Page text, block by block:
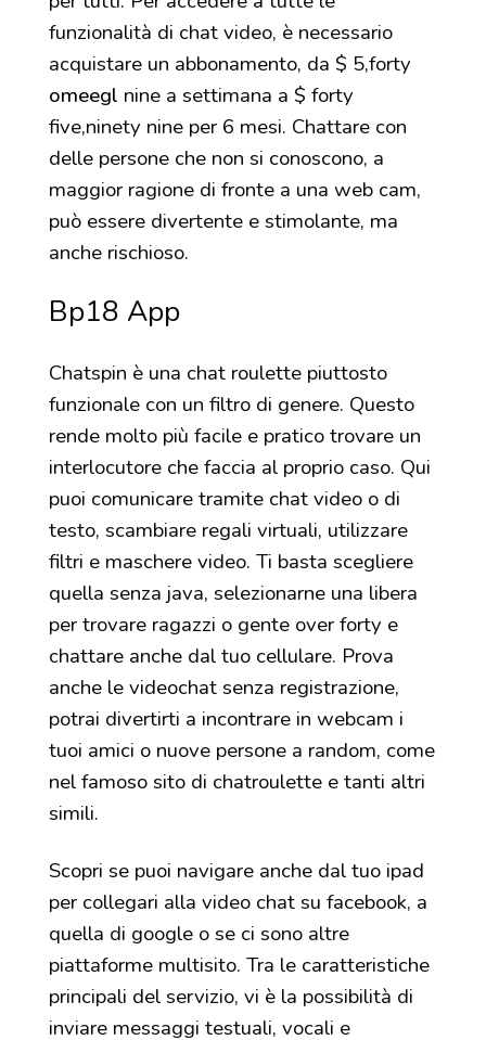
funzionalità di chat video, è necessario
acquistare un abbonamento, da $ 5,forty
omeegl nine a settimana a $ forty
five,ninety nine per 6 mesi. Chattare con
delle persone che non si conoscono, a
maggior ragione di fronte a una web cam,
può essere divertente e stimolante, ma
anche rischioso.
Bp18 App
Chatspin è una chat roulette piuttosto
funzionale con un filtro di genere. Questo
rende molto più facile e pratico trovare un
interlocutore che faccia al proprio caso. Qui
puoi comunicare tramite chat video o di
testo, scambiare regali virtuali, utilizzare
filtri e maschere video. Ti basta scegliere
quella senza java, selezionarne una libera
per trovare ragazzi o gente over forty e
chattare anche dal tuo cellulare. Prova
anche le videochat senza registrazione,
potrai divertirti a incontrare in webcam i
tuoi amici o nuove persone a random, come
nel famoso sito di chatroulette e tanti altri
simili.
Scopri se puoi navigare anche dal tuo ipad
per collegari alla video chat su facebook, a
quella di google o se ci sono altre
piattaforme multisito. Tra le caratteristiche
principali del servizio, vi è la possibilità di
inviare messaggi testuali, vocali e